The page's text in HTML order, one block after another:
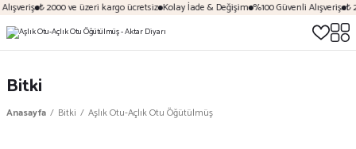
₺ 2000 ve üzeri kargo ücretsiz Kolay İade & Değişim %100 Güvenli Alışveriş ₺
Bitki
Anasayfa Bitki Aşlık Otu-Açlık Otu Öğütülmüş